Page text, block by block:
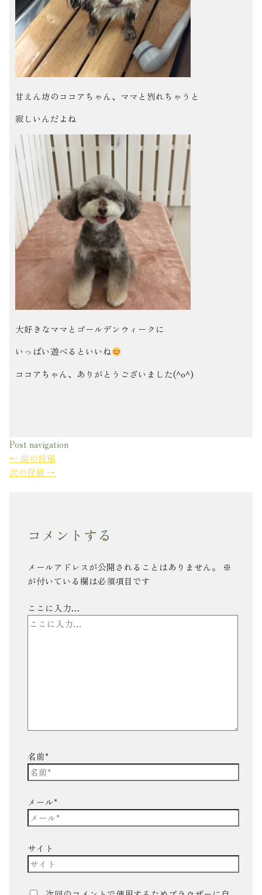
甘えん坊のココアちゃん、ママと別れちゃうと
寂しいんだよね
大好きなママとゴールデンウィークに
いっぱい遊べるといいね
ココアちゃん、ありがとうございました(^o^)
Post navigation
← 前の投稿
次の投稿 →
コメントする
メールアドレスが公開されることはありません。
※
が付いている欄は必須項目です
ここに入力…
名前*
メール*
サイト